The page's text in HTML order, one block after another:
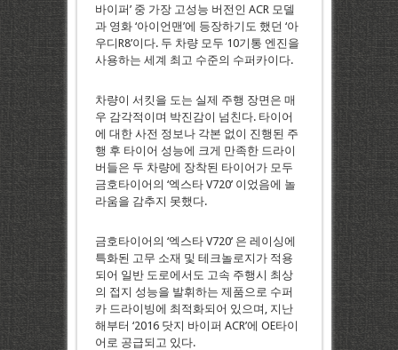
바이퍼’ 중 가장 고성능 버전인 ACR 모델
과 영화 ‘아이언맨’에 등장하기도 했던 ‘아
우디R8’이다. 두 차량 모두 10기통 엔진을
사용하는 세계 최고 수준의 수퍼카이다.
차량이 서킷을 도는 실제 주행 장면은 매
우 감각적이며 박진감이 넘친다. 타이어
에 대한 사전 정보나 각본 없이 진행된 주
행 후 타이어 성능에 크게 만족한 드라이
버들은 두 차량에 장착된 타이어가 모두
금호타이어의 ‘엑스타 V720’ 이었음에 놀
라움을 감추지 못했다.
금호타이어의 ‘엑스타 V720’ 은 레이싱에
특화된 고무 소재 및 테크놀로지가 적용
되어 일반 도로에서도 고속 주행시 최상
의 접지 성능을 발휘하는 제품으로 수퍼
카 드라이빙에 최적화되어 있으며, 지난
해부터 ‘2016 닷지 바이퍼 ACR’에 OE타이
어로 공급되고 있다.